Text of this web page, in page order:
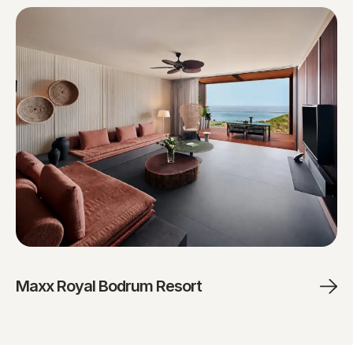
Maxx Royal Bodrum Resort